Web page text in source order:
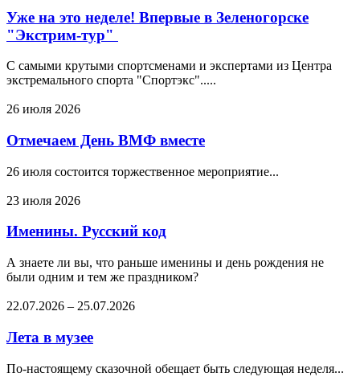
Уже на это неделе! Впервые в Зеленогорске
"Экстрим-тур"
С самыми крутыми спортсменами и экспертами из Центра
экстремального спорта "Спортэкс".....
26 июля 2026
Отмечаем День ВМФ вместе
26 июля состоится торжественное мероприятие...
23 июля 2026
Именины. Русский код
А знаете ли вы, что раньше именины и день рождения не
были одним и тем же праздником?
22.07.2026 – 25.07.2026
Лета в музее
По-настоящему сказочной обещает быть следующая неделя...